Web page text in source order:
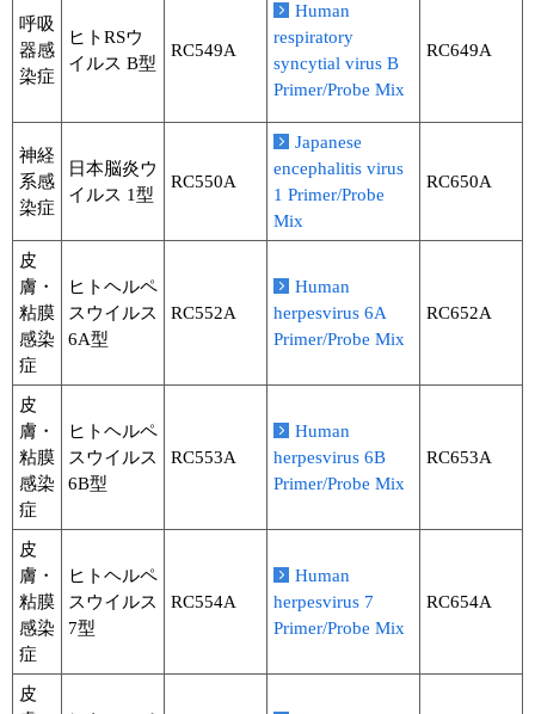
呼吸
器感
染症
ヒトRSウ
イルス B型
RC549A
Human
respiratory
syncytial virus B
Primer/Probe Mix
RC649A
神経
系感
染症
日本脳炎ウ
イルス 1型
RC550A
Japanese
encephalitis virus
1 Primer/Probe
Mix
RC650A
皮
膚・
粘膜
感染
症
ヒトヘルペ
スウイルス
6A型
RC552A
Human
herpesvirus 6A
Primer/Probe Mix
RC652A
皮
膚・
粘膜
感染
症
ヒトヘルペ
スウイルス
6B型
RC553A
Human
herpesvirus 6B
Primer/Probe Mix
RC653A
皮
膚・
粘膜
感染
症
ヒトヘルペ
スウイルス
7型
RC554A
Human
herpesvirus 7
Primer/Probe Mix
RC654A
皮